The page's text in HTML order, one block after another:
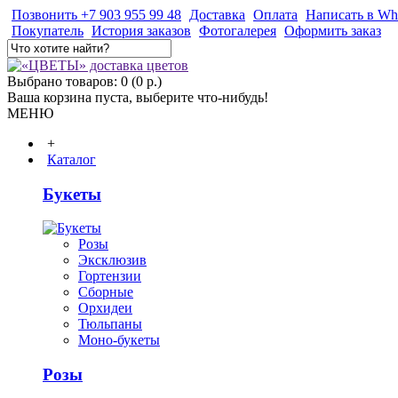
Позвонить +7 903 955 99 48 Доставка Оплата Написать в
Покупатель История заказов Фотогалерея Оформить заказ
Выбрано товаров: 0 (0 р.)
Ваша корзина пуста, выберите что-нибудь!
МЕНЮ
+
Каталог
Букеты
Розы
Эксклюзив
Гортензии
Сборные
Орхидеи
Тюльпаны
Моно-букеты
Розы